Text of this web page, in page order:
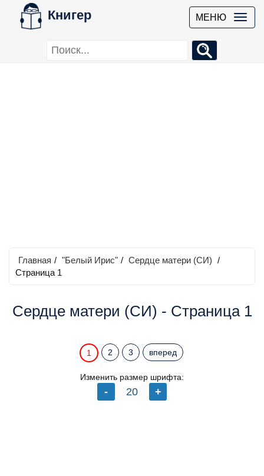
Книгер МЕНЮ
Главная / "Белый Ирис" / Сердце матери (СИ) /
Страница 1
Сердце матери (СИ) - Страница 1
1 2 3 вперед
Изменить размер шрифта: